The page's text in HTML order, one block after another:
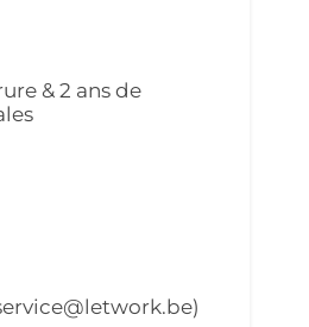
& 2 ans de